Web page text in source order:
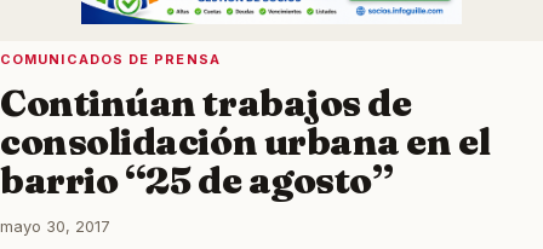
COMUNICADOS DE PRENSA
Continúan trabajos de
consolidación urbana en el
barrio “25 de agosto”
mayo 30, 2017